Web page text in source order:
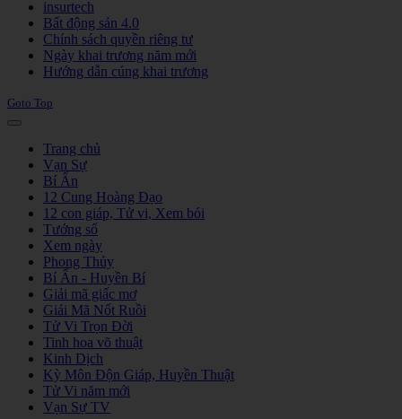
insurtech
Bất động sản 4.0
Chính sách quyền riêng tư
Ngày khai trương năm mới
Hướng dẫn cúng khai trương
Goto Top
Trang chủ
Vạn Sự
Bí Ẩn
12 Cung Hoàng Đạo
12 con giáp, Tử vi, Xem bói
Tướng số
Xem ngày
Phong Thủy
Bí Ẩn - Huyền Bí
Giải mã giấc mơ
Giải Mã Nốt Ruồi
Tử Vi Trọn Đời
Tinh hoa võ thuật
Kinh Dịch
Kỳ Môn Độn Giáp, Huyền Thuật
Tử Vi năm mới
Vạn Sự TV